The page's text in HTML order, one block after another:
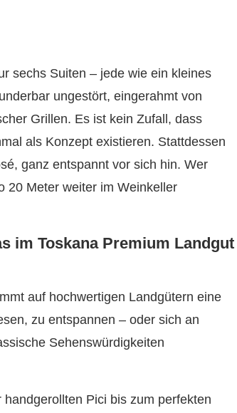
sechs Suiten – jede wie ein kleines
ungestört, eingerahmt von
Grillen. Es ist kein Zufall, dass
als Konzept existieren. Stattdessen
ganz entspannt vor sich hin. Wer
20 Meter weiter im Weinkeller
im Toskana Premium Landgut
auf hochwertigen Landgütern eine
zu entspannen – oder sich an
Sehenswürdigkeiten
Pici bis zum perfekten